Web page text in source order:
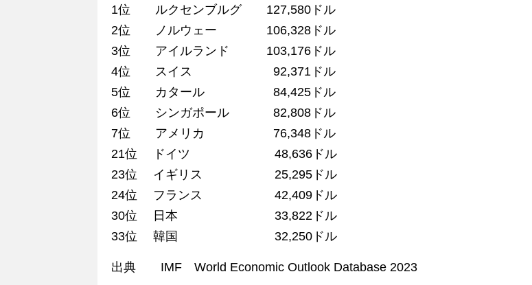
1位 ルクセンブルグ 127,580ドル
2位 ノルウェー 106,328ドル
3位 アイルランド 103,176ドル
4位 スイス 92,371ドル
5位 カタール 84,425ドル
6位 シンガポール 82,808ドル
7位 アメリカ 76,348ドル
21位 ドイツ 48,636ドル
23位 イギリス 25,295ドル
24位 フランス 42,409ドル
30位 日本 33,822ドル
33位 韓国 32,250ドル
出典 IMF World Economic Outlook Database 2023